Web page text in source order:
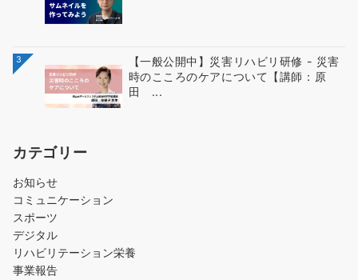
3
【一般公開中】災害リハビリ研修 - 災害
時のこころのケアについて【講師：原
田 ...
カテゴリー
お知らせ
コミュニケーション
スポーツ
デジタル
リハビリテーション栄養
事業報告